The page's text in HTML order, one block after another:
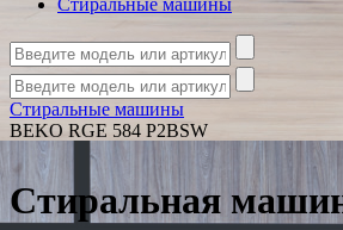
Стиральные машины
Стиральные машины
BEKO RGE 584 P2BSW
Стиральная